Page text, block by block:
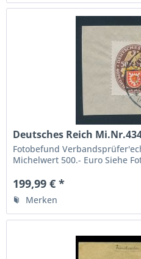
Deutsches Reich
Fotobef.BPP
Fotobefund
Michelwert 500.- Euro Siehe
199,99 € *
Merken